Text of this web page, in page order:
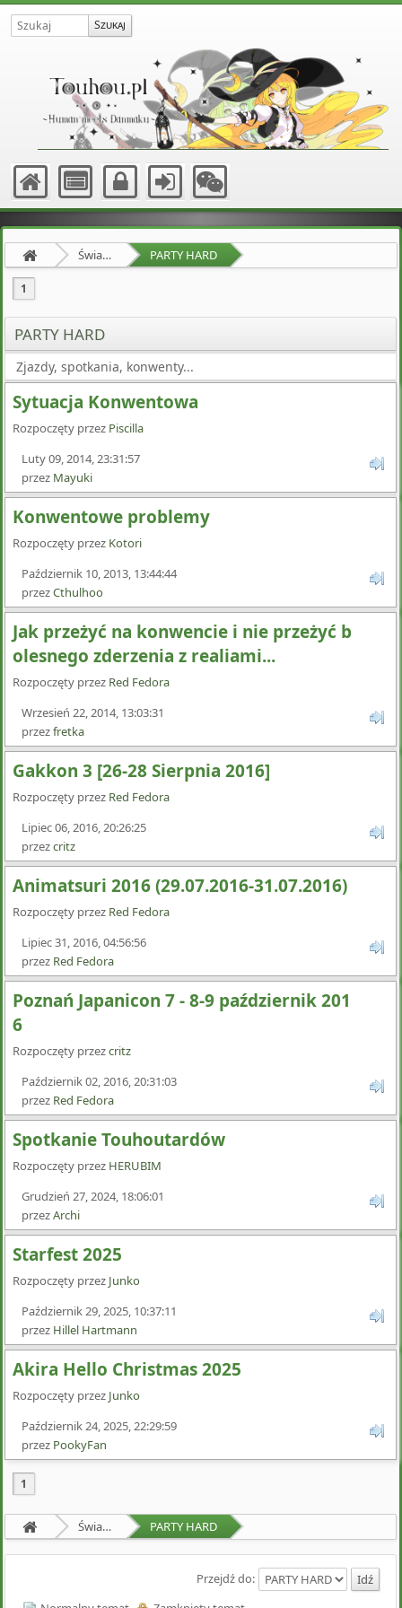
Świat Zewnętrzny PARTY HARD
1
PARTY HARD
Zjazdy, spotkania, konwenty...
Sytuacja Konwentowa
Rozpoczęty przez Piscilla
Luty 09, 2014, 23:31:57
przez Mayuki
Konwentowe problemy
Rozpoczęty przez Kotori
Październik 10, 2013, 13:44:44
przezCthulhoo
Jak przeżyć na konwencie i nie przeżyć b
olesnego zderzenia z realiami...
Rozpoczęty przez Red Fedora
Wrzesień 22, 2014, 13:03:31
przezfretka
Gakkon 3 [26-28 Sierpnia 2016]
Rozpoczęty przez Red Fedora
Lipiec 06, 2016, 20:26:25
przezcritz
Animatsuri 2016 (29.07.2016-31.07.2016)
Rozpoczęty przez Red Fedora
Lipiec 31, 2016, 04:56:56
przez Red Fedora
Poznań Japanicon 7 - 8-9 październik 201
6
Rozpoczęty przezcritz
Październik 02, 2016, 20:31:03
przez Red Fedora
Spotkanie Touhoutardów
Rozpoczęty przez HERUBIM
Grudzień 27, 2024, 18:06:01
przezArchi
Starfest 2025
Rozpoczęty przez Junko
Październik 29, 2025, 10:37:11
przez Hillel Hartmann
Akira Hello Christmas 2025
Rozpoczęty przez Junko
Październik 24, 2025, 22:29:59
przez PookyFan
1
Świat Zewnętrzny PARTY HARD
Przejdź do: